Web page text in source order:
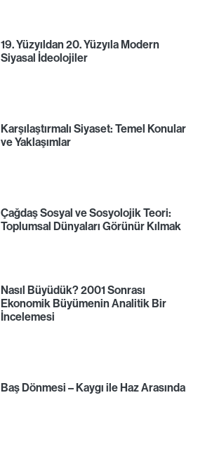
19. Yüzyıldan 20. Yüzyıla Modern
Siyasal İdeolojiler
Karşılaştırmalı Siyaset: Temel Konular
ve Yaklaşımlar
Çağdaş Sosyal ve Sosyolojik Teori:
Toplumsal Dünyaları Görünür Kılmak
Nasıl Büyüdük? 2001 Sonrası
Ekonomik Büyümenin Analitik Bir
İncelemesi
Baş Dönmesi – Kaygı ile Haz Arasında